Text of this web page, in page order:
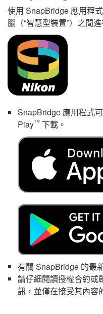
使用 SnapBridge 應用程
腦（“智慧型裝置”）之間
SnapBridge 應用程式
Play™ 下載。
有關 SnapBridge 的最
請仔細閱讀授權合約或
訊，並僅在接受其內容